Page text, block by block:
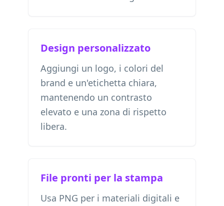
Design personalizzato
Aggiungi un logo, i colori del
brand e un'etichetta chiara,
mantenendo un contrasto
elevato e una zona di rispetto
libera.
File pronti per la stampa
Usa PNG per i materiali digitali e